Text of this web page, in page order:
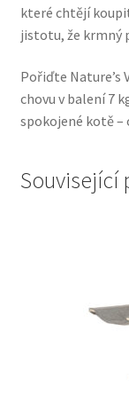
které chtějí
jistotu, že krmný
Pořiďte Nature’s
chovu v balení 7
spokojené kotě –
Související